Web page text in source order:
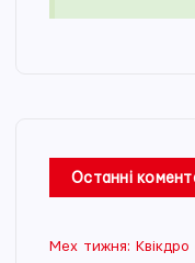
Останні
Мех тижня: